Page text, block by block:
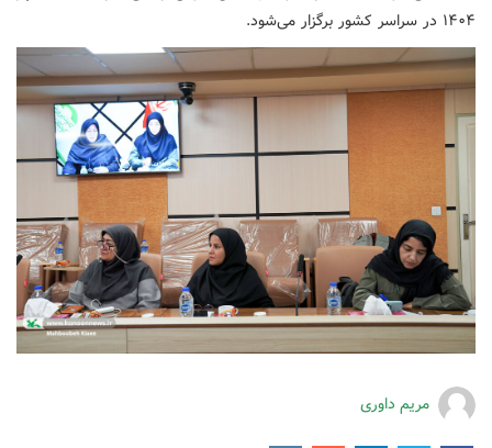
۱۴۰۴ در سراسر کشور برگزار می‌شود.
مریم داوری